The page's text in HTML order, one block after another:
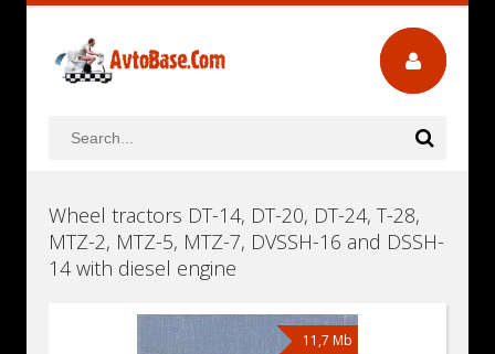
Wheel tractors DT-14, DT-20, DT-24, T-28,
MTZ-2, MTZ-5, MTZ-7, DVSSH-16 and DSSH-
14 with diesel engine
11,7 Mb